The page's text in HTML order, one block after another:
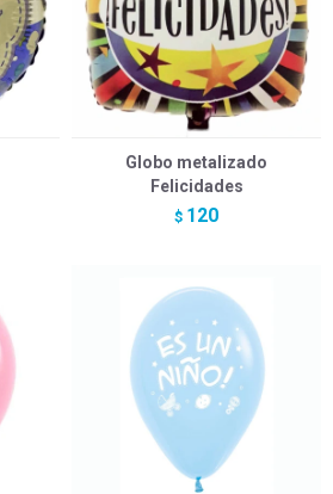
Globo metalizado
Felicidades
$ 120